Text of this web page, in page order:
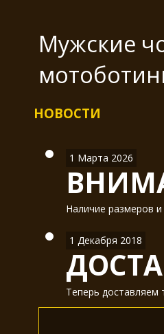
Мужские
НОВОСТИ
1 Марта 2026
Наличие размеров
1 Декабря 2018
Теперь